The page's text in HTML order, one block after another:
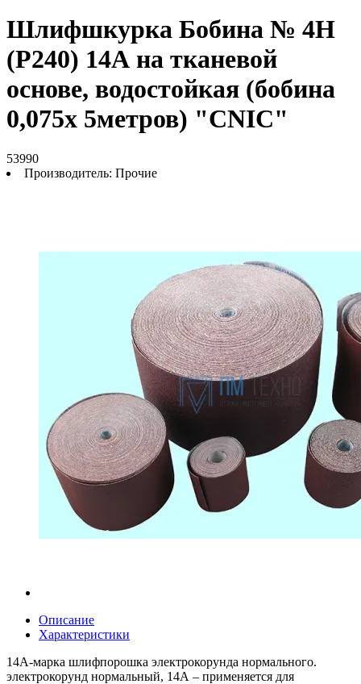
Шлифшкурка Бобина № 4Н
(P240) 14А на тканевой
основе, водостойкая (бобина
0,075х 5метров) "CNIC"
53990
Производитель: Прочие
Описание
Характеристики
14А-марка шлифпорошка электрокорунда нормального.
электрокорунд нормальный, 14А – применяется для